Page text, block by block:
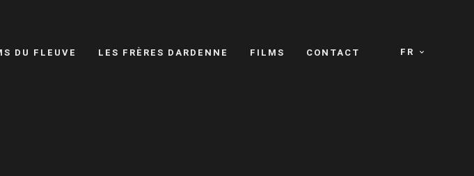
FR
DU FLEUVE LES FRÈRES DARDENNE FILMS CONTACT